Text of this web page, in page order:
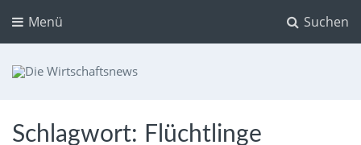
Suchen
Menü
Schlagwort: Flüchtlinge